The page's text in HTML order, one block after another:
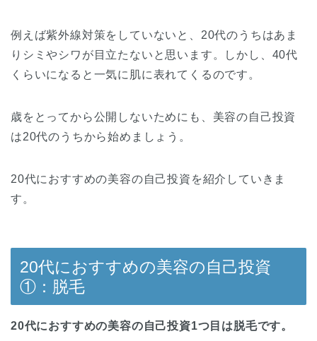
例えば紫外線対策をしていないと、20代のうちはあま
りシミやシワが目立たないと思います。しかし、40代
くらいになると一気に肌に表れてくるのです。
歳をとってから公開しないためにも、美容の自己投資
は20代のうちから始めましょう。
20代におすすめの美容の自己投資を紹介していきま
す。
20代におすすめの美容の自己投資
①：脱毛
20代におすすめの美容の自己投資1つ目は脱毛です。